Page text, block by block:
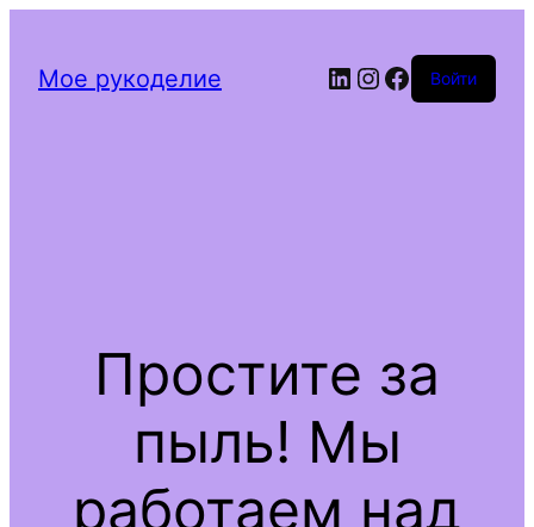
Мое рукоделие LinkedIn
Instagram
Facebook
Войти
Простите за
пыль! Мы
работаем над